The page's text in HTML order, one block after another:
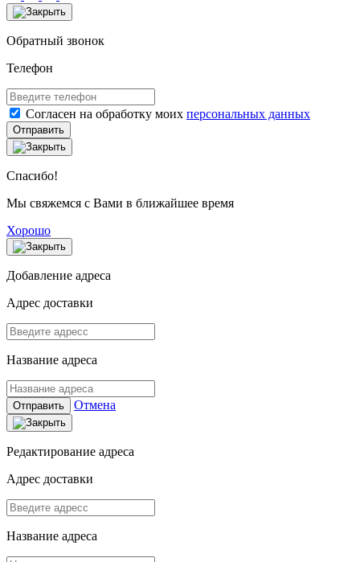
Обратный звонок
Телефон
Согласен на обработку моих персональных данных
Отправить
Спасибо!
Мы свяжемся с Вами в ближайшее время
Хорошо
Добавление адреса
Адрес доставки
Название адреса
Отправить Отмена
Редактирование адреса
Адрес доставки
Название адреса